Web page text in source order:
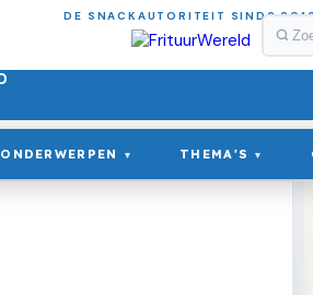
DE SNACKAUTORITEIT SINDS
ONDERWERPEN ▾ THEMA'S ▾